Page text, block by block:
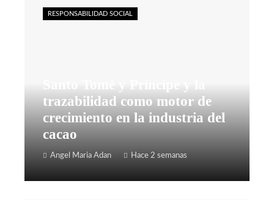
trazabilidad como motor de
crecimiento en la industria del
cacao
Angel Maria Adan Hace 2 semanas
RESPONSABILIDAD SOCIAL